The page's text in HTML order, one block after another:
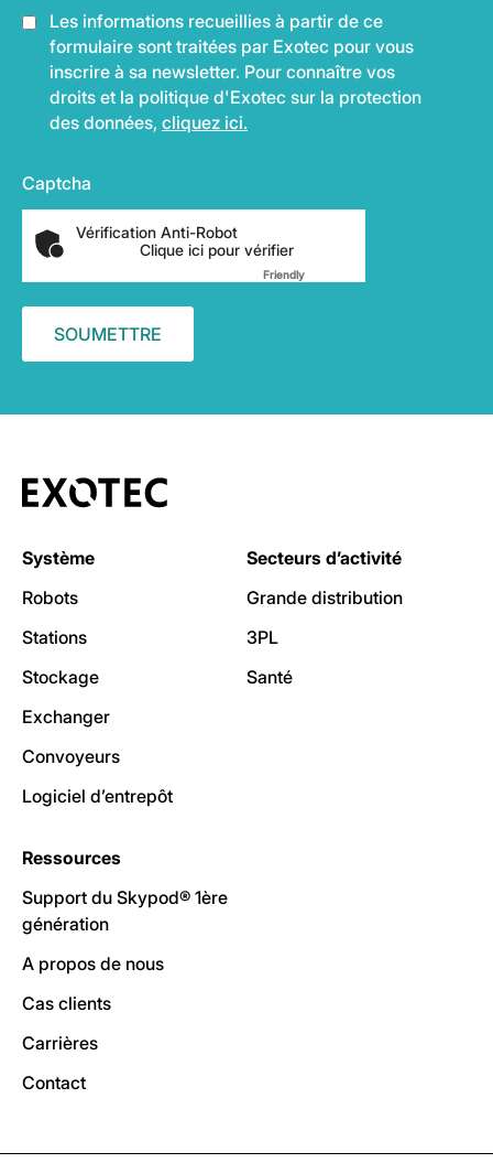
Les informations recueillies à partir de ce
formulaire sont traitées par Exotec pour vous
inscrire à sa newsletter. Pour connaître vos
droits et la politique d'Exotec sur la protection
des données, cliquez ici.
Captcha
Vérification Anti-Robot
Clique ici pour vérifier
FriendlyCaptcha ⇗
Système
Robots
Stations
Stockage
Exchanger
Convoyeurs
Logiciel d’entrepôt
Secteurs d’activité
Grande distribution
3PL
Santé
Ressources
Support du Skypod® 1ère
génération
A propos de nous
Cas clients
Carrières
Contact